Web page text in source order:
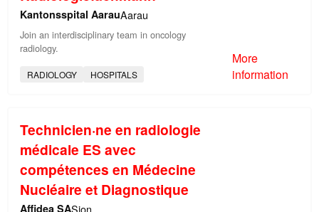
Kantonsspital AarauAarau
Join an interdisciplinary team in oncology
radiology.
RADIOLOGY HOSPITALS
More
information
Technicien·ne en radiologie
médicale ES avec
compétences en Médecine
Nucléaire et Diagnostique
Affidea SASion